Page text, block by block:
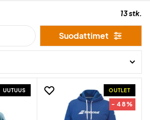
13 stk.
Suodattimet
UUTUUS OUTLET
- 48%